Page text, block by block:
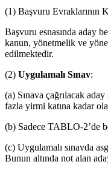
(1) Başvuru Evraklarının
Başvuru esnasında aday
kanun, yönetmelik ve
edilmektedir.
(2) Uygulamalı Sınav:
(a) Sınava çağrılacak aday
fazla yirmi katına kadar
(b) Sadece TABLO-2’de
(c) Uygulamalı sınavda
Bunun altında not alan